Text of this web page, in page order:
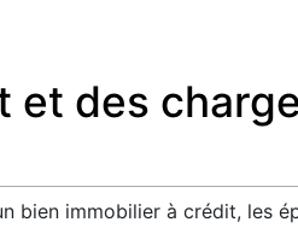
et des
bien immobilier à crédit, les